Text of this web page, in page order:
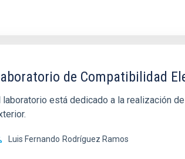
de Compatibilidad
laboratorio está dedicado a la realización
Luis Fernando Rodríguez Ramos